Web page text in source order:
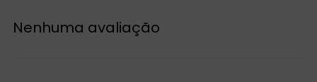
Nenhuma avaliação